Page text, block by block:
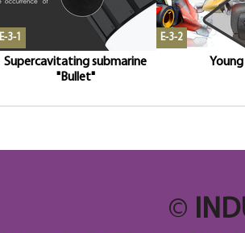
E-3-1
Supercavitating submarine
"Bullet"
E-3-2
©